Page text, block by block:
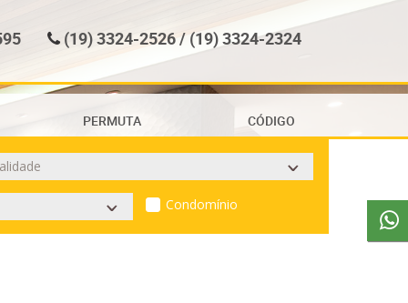
(19) 3324-2526 / (19) 3324-2324
PERMUTA CÓDIGO
Condomínio